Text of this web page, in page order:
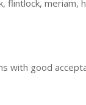
flintlock, meriam,
with good